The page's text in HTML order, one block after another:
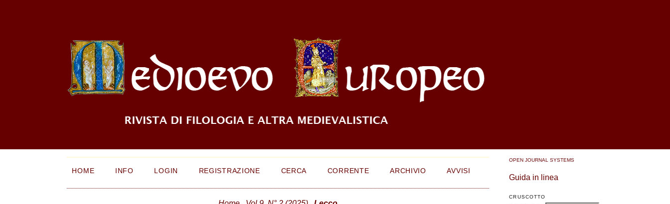
OPEN JOURNAL SYSTEMS
Guida in linea
CRUSCOTTO
HOME INFO LOGIN REGISTRAZIONE CERCA CORRENTE ARCHIVIO AVVISI